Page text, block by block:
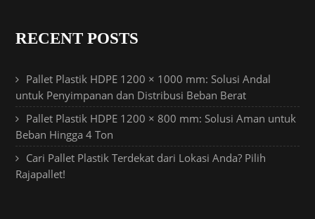
RECENT POSTS
Pallet Plastik HDPE 1200 × 1000 mm: Solusi Andal
untuk Penyimpanan dan Distribusi Beban Berat
Pallet Plastik HDPE 1200 × 800 mm: Solusi Aman untuk
Beban Hingga 4 Ton
Cari Pallet Plastik Terdekat dari Lokasi Anda? Pilih
Rajapallet!